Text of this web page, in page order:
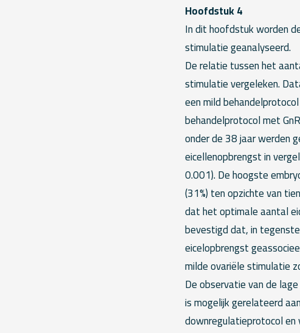
Hoofdstuk 4
In dit hoofdstuk worden
stimulatie geanalyseerd.
De relatie tussen het
stimulatie vergeleken.
een mild
behandelprotocol met
onder de 38 jaar werden
eicellenopbrengst in
0.001). De hoogste
(31%) ten opzichte van
dat het optimale aantal
bevestigd dat, in
eicelopbrengst
milde ovariële stimulatie
De observatie van de
is mogelijk gerelateerd
downregulatieprotocol